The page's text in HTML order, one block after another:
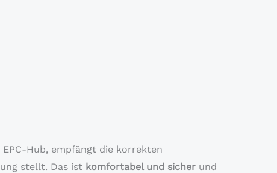
Hub, empfängt die korrekten
stellt. Das ist komfortabel und sicher und